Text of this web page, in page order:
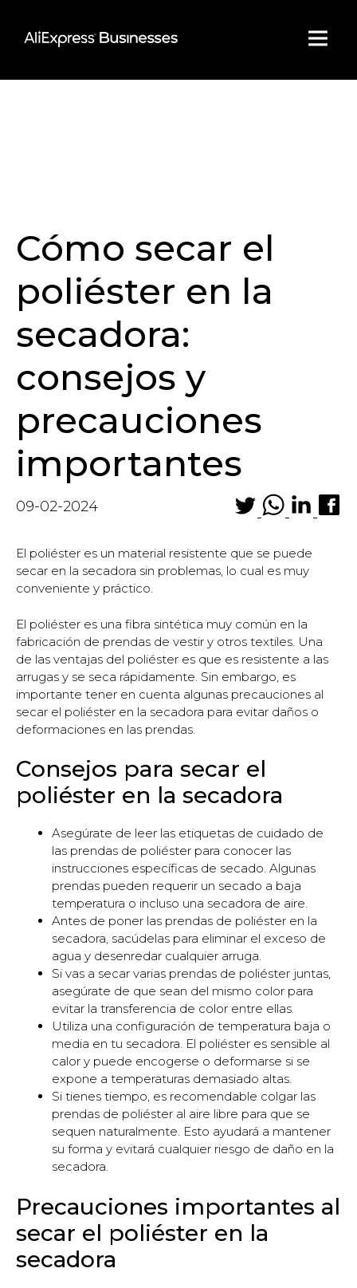
content
Cómo secar el
poliéster en la
secadora:
consejos y
precauciones
importantes
09-02-2024
El poliéster es un material resistente que se puede
secar en la secadora sin problemas, lo cual es muy
conveniente y práctico.
El poliéster es una fibra sintética muy común en la
fabricación de prendas de vestir y otros textiles. Una
de las ventajas del poliéster es que es resistente a las
arrugas y se seca rápidamente. Sin embargo, es
importante tener en cuenta algunas precauciones al
secar el poliéster en la secadora para evitar daños o
deformaciones en las prendas.
Consejos para secar el
poliéster en la secadora
Asegúrate de leer las etiquetas de cuidado de
las prendas de poliéster para conocer las
instrucciones específicas de secado. Algunas
prendas pueden requerir un secado a baja
temperatura o incluso una secadora de aire.
Antes de poner las prendas de poliéster en la
secadora, sacúdelas para eliminar el exceso de
agua y desenredar cualquier arruga.
Si vas a secar varias prendas de poliéster juntas,
asegúrate de que sean del mismo color para
evitar la transferencia de color entre ellas.
Utiliza una configuración de temperatura baja o
media en tu secadora. El poliéster es sensible al
calor y puede encogerse o deformarse si se
expone a temperaturas demasiado altas.
Si tienes tiempo, es recomendable colgar las
prendas de poliéster al aire libre para que se
sequen naturalmente. Esto ayudará a mantener
su forma y evitará cualquier riesgo de daño en la
secadora.
Precauciones importantes al
secar el poliéster en la
secadora